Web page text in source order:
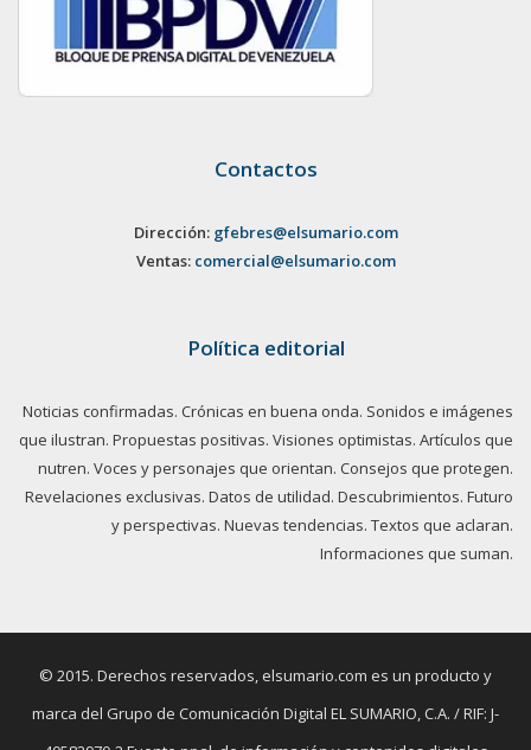
Contactos
Dirección: gfebres@elsumario.com
Ventas: comercial@elsumario.com
Política editorial
Noticias confirmadas. Crónicas en buena onda. Sonidos e imágenes
que ilustran. Propuestas positivas. Visiones optimistas. Artículos que
nutren. Voces y personajes que orientan. Consejos que protegen.
Revelaciones exclusivas. Datos de utilidad. Descubrimientos. Futuro
y perspectivas. Nuevas tendencias. Textos que aclaran.
Informaciones que suman.
© 2015. Derechos reservados, elsumario.com es un producto y
marca del Grupo de Comunicación Digital EL SUMARIO, C.A. / RIF: J-